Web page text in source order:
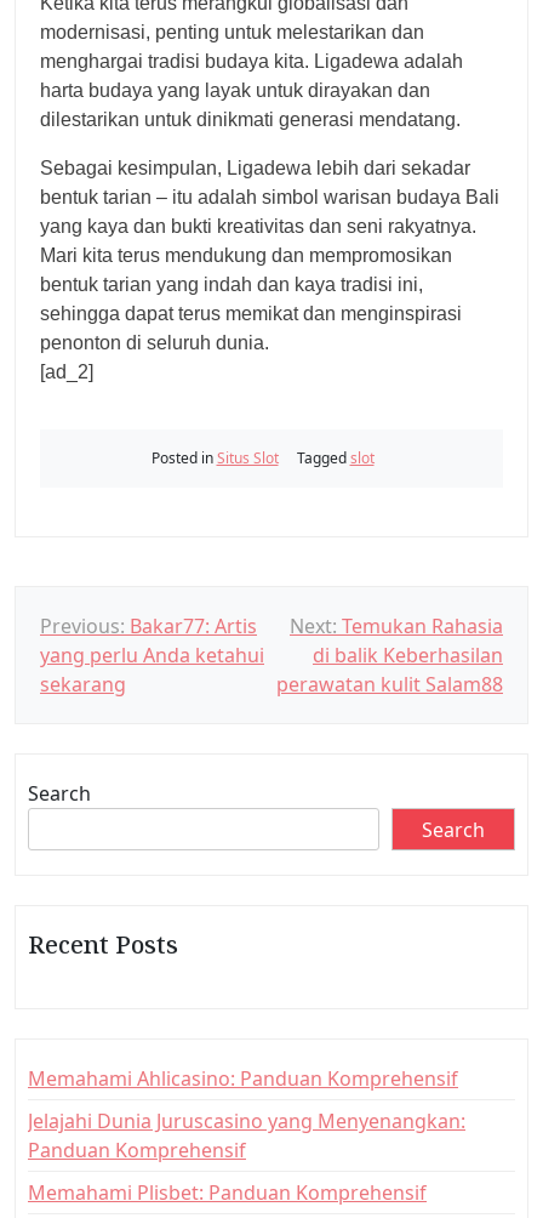
modernisasi, penting untuk melestarikan dan
menghargai tradisi budaya kita. Ligadewa adalah
harta budaya yang layak untuk dirayakan dan
dilestarikan untuk dinikmati generasi mendatang.
Sebagai kesimpulan, Ligadewa lebih dari sekadar
bentuk tarian – itu adalah simbol warisan budaya Bali
yang kaya dan bukti kreativitas dan seni rakyatnya.
Mari kita terus mendukung dan mempromosikan
bentuk tarian yang indah dan kaya tradisi ini,
sehingga dapat terus memikat dan menginspirasi
penonton di seluruh dunia.
[ad_2]
Posted inSitus Slot Taggedslot
P
o
s
a
v
a
o
n
Previous: Bakar77: Artis
yang perlu Anda ketahui
sekarang
Next: Temukan Rahasia
di balik Keberhasilan
perawatan kulit Salam88
Search
Search
Recent Posts
Memahami Ahlicasino: Panduan Komprehensif
Jelajahi Dunia Juruscasino yang Menyenangkan:
Panduan Komprehensif
Memahami Plisbet: Panduan Komprehensif